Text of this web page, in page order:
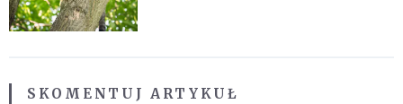
SKOMENTUJ ARTYKUŁ